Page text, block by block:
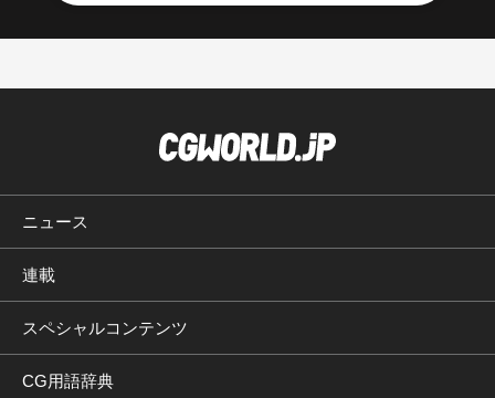
ニュース
連載
スペシャルコンテンツ
CG用語辞典